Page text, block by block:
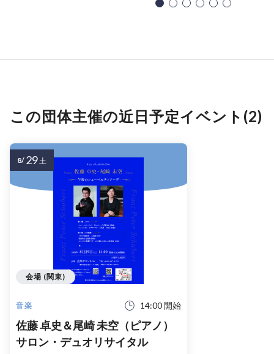
この団体主催の近日予定イベント(2)
音楽 14:00 開始
佐藤 卓史＆尾崎 未空（ピアノ）
サロン・デュオリサイタル
会場 (関東)
8/ 29土